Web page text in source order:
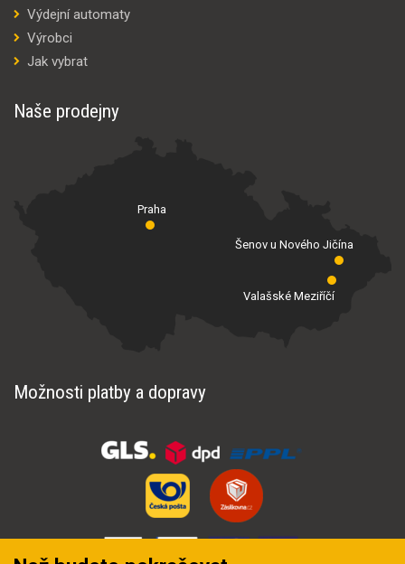
Výdejní automaty
Výrobci
Jak vybrat
Naše prodejny
Praha
Valašské Meziříčí
Šenov u Nového Jičína
Možnosti platby a dopravy